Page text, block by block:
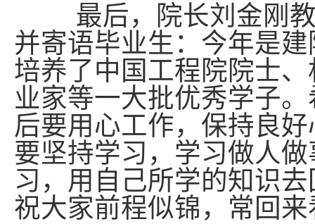
最后，院长刘金刚教
并寄语毕业生：今年是
培养了中国工程院院士
业家等一大批优秀学子
后要用心工作，保持良
要坚持学习，学习做人
习，用自己所学的知识
祝大家前程似锦，常回